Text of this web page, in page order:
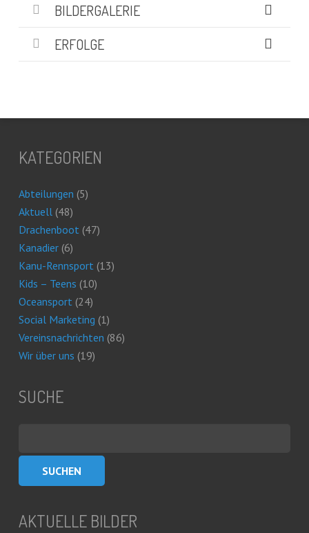
BILDERGALERIE
ERFOLGE
KATEGORIEN
Abteilungen (5)
Aktuell(48)
Drachenboot(47)
Kanadier(6)
Kanu-Rennsport(13)
Kids – Teens (10)
Oceansport(24)
Social Marketing (1)
Vereinsnachrichten (86)
Wir über uns (19)
SUCHE
AKTUELLE BILDER